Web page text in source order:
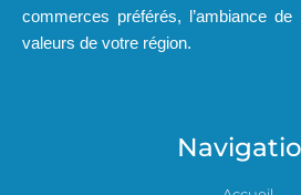
commerces préférés, l’ambiance
valeurs de votre région.